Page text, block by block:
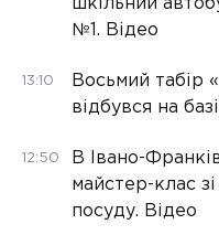
шкільний
№1. Відео
13:10
Восьмий табір
відбувся на
12:50
В Івано-
майстер-клас
посуду. Відео